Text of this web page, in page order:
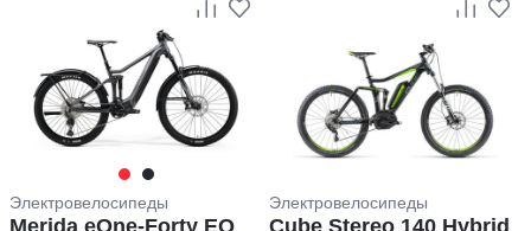
Электровелосипеды Электровелосипеды